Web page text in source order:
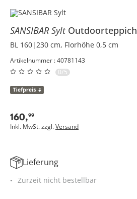
SANSIBAR Sylt Outdoorteppich
BL 160|230 cm, Florhöhe 0,5 cm
Artikelnummer : 40781143
0/5
160,99
Inkl. MwSt. zzgl.Versand
Lieferung
Zurzeit nicht bestellbar